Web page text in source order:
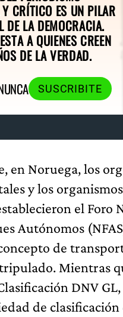
Y CRÍTICO ES UN PILAR
DE LA DEMOCRACIA.
A QUIENES CREEN
DE LA VERDAD.
SUSCRIBITE
en Noruega, los
y los organismos
el Foro
Autónomos
de
Mientras
DNV
de clasificación